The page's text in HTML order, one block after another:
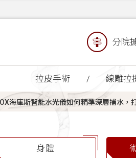
分院
拉皮手術 線雕拉
海庫斯智能水光儀如何精準深層補水，
身體